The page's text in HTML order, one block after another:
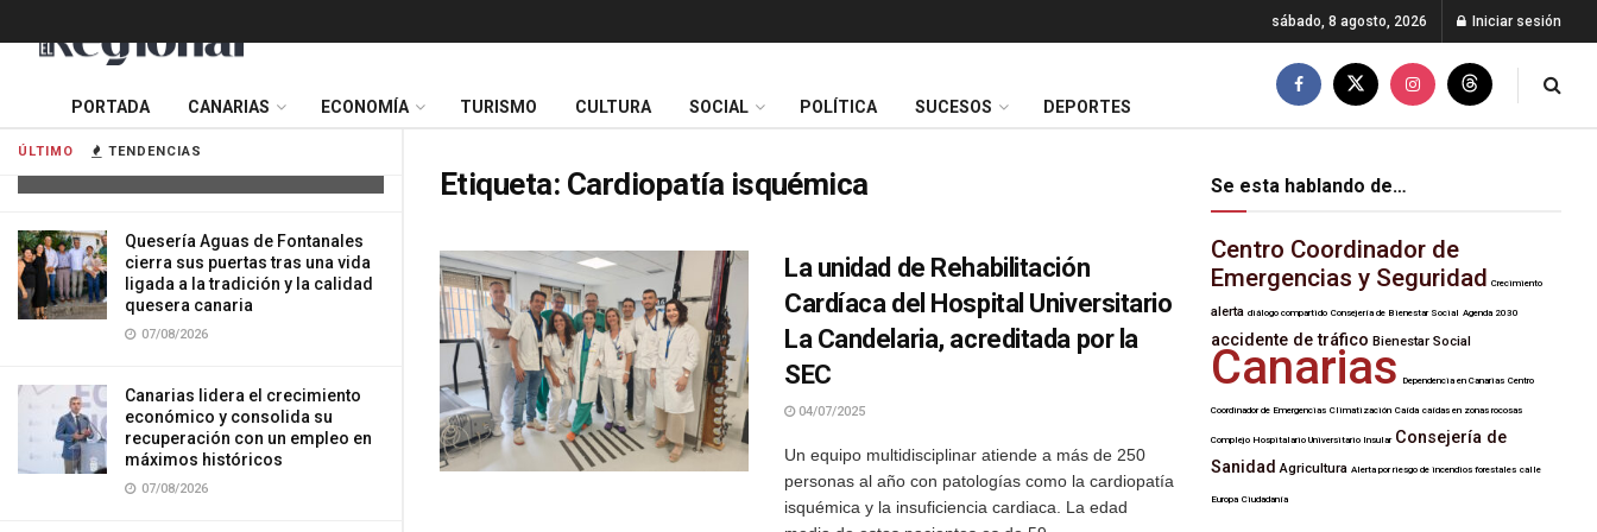
ÚLTIMO TENDENCIAS
impactar su vehículo contra una
Quesería Aguas de Fontanales
cierra sus puertas tras una vida
ligada a la tradición y la calidad
quesera canaria
07/08/2026
Canarias lidera el crecimiento
económico y consolida su
recuperación con un empleo en
máximos históricos
07/08/2026
sábado, 8 agosto, 2026 Iniciar sesión
PORTADA CANARIAS ECONOMÍA TURISMO CULTURA SOCIAL POLÍTICA SUCESOS DEPORTES
Etiqueta: Cardiopatía isquémica
La unidad de Rehabilitación
Cardíaca del Hospital Universitario
La Candelaria, acreditada por la
SEC
04/07/2025
Un equipo multidisciplinar atiende a más de 250
personas al año con patologías como la cardiopatía
isquémica y la insuficiencia cardiaca. La edad
Se esta hablando de…
Centro Coordinador de
Emergencias y Seguridad Crecimiento
alerta diálogo compartido Consejería de Bienestar Social Agenda 2030
accidente de tráfico Bienestar Social
Canarias Dependencia en Canarias Centro
Coordinador de Emergencias Climatización Caída caídas en zonas rocosas
Complejo Hospitalario Universitario Insular Consejería de
Sanidad Agricultura Alerta por riesgo de incendios forestales calle
Europa Ciudadanía